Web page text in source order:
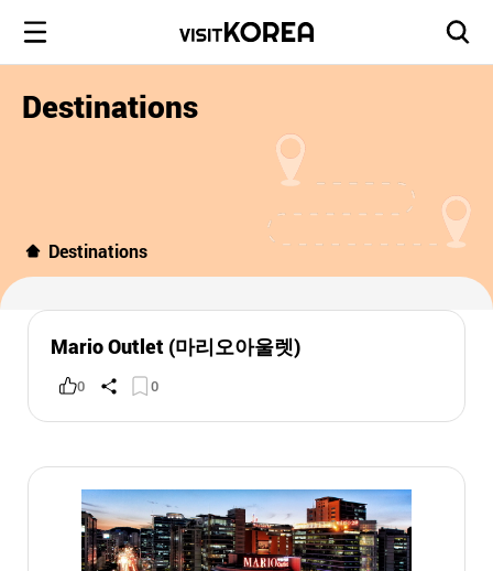
Destinations
Destinations
Mario Outlet (마리오아울렛)
0 0